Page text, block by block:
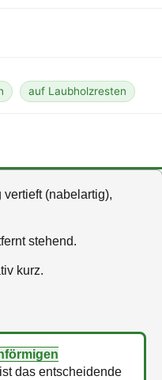
auf Laubholzresten
(nabelartig),
stehend.
kurz.
das entscheidende